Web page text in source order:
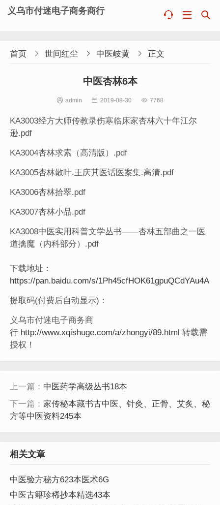
义乌市付迷电子商务商行 


首页  世间红尘  中医岐黄  正文
中医杏林6本
 admin  2019-08-30  7768
KA3003经方大师传教录伤寒临床家杏林六十年江尔
逊.pdf
KA3004杏林求索（高清版）.pdf
KA3005杏林散叶.王庆其医话医案集.高清.pdf
KA3006杏林拾翠.pdf
KA3007杏林小品.pdf
KA3008中医实用科普文学丛书——杏林五部曲之一医
道擒魔（内科部分）.pdf
下载地址：
https://pan.baidu.com/s/1Ph45cfHOK61gpuQCdYAu4A
提取码(付费后自动显示)：
义乌市付迷电子商务商
行 http://www.xqishuge.com/a/zhongyi/89.html 转载需
授权！
上一篇： 中医药学高级丛书18本
下一篇： 家传秘本藏书古中医、针灸、正骨、艾炙、秘
方等中医资料245本
相关文章
中医验方秘方623本医术6G
中医古籍珍稀抄本精选43本